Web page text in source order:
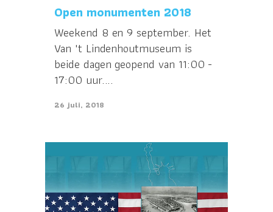
Open monumenten 2018
Weekend 8 en 9 september. Het
Van 't Lindenhoutmuseum is
beide dagen geopend van 11:00 -
17:00 uur....
26 juli, 2018